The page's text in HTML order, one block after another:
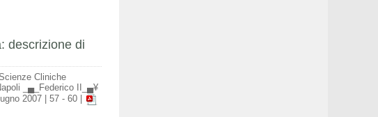
descrizione di
Cliniche
_▄_Federico II_▄¥
2007 57 - 60